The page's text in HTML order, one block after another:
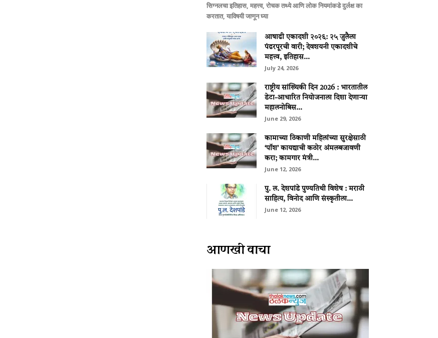
सिग्नलचा इतिहास, महत्त्व, रोचक तथ्ये आणि लोक नियमांकडे दुर्लक्ष का
करतात, याविषयी जाणून घ्या
आषाढी एकादशी २०२६: २५ जुलैला
पंढरपूरची वारी; देवशयनी एकादशीचे
महत्त्व, इतिहास...
July 24, 2026
राष्ट्रीय सांख्यिकी दिन 2026 : भारतातील
डेटा-आधारित नियोजनाला दिशा देणाऱ्या
महालनोबिस...
June 29, 2026
कामाच्या ठिकाणी महिलांच्या सुरक्षेसाठी
‘पॉश’ कायद्याची कठोर अंमलबजावणी
करा; कामगार मंत्री...
June 12, 2026
पु. ल. देशपांडे पुण्यतिथी विशेष : मराठी
साहित्य, विनोद आणि संस्कृतीला...
June 12, 2026
आणखी वाचा